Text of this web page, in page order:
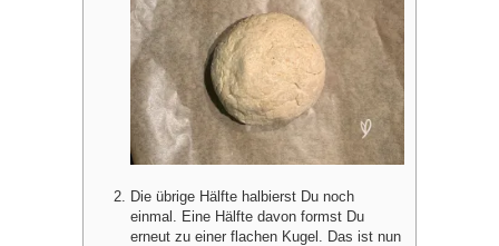
Die übrige Hälfte halbierst Du noch
einmal. Eine Hälfte davon formst Du
erneut zu einer flachen Kugel. Das ist nun